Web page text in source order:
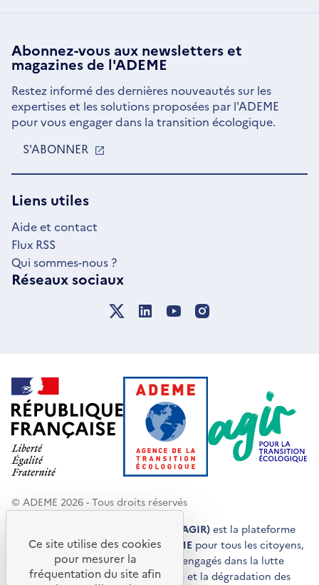
Abonnez-vous aux newsletterset
magazines de l'ADEME
Restez informé des dernières nouveautés sur les
expertises et les solutions proposées par l'ADEME
pour vous engager dans la transition écologique.
S'ABONNER
UNE
Liens utiles
Aide et contact
Flux RSS
Qui sommes-nous ?
Réseaux sociaux
© ADEME 2026 - Tous droits réservés
Agir pour la transition écologique (AGIR) est la plateforme
de conseils et de services de l'ADEME pour tous les citoyens,
acteurs économiques et territoires engagés dans la lutte
contre le réchauffement climatique et la dégradation des
Ce site utilise des cookies
pour mesurer la
fréquentation du site afin